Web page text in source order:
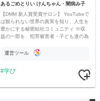
あるごめとりい けんちゃん・闇病み子
【DMM 新人賞受賞サロン】 YouTubeで
は観られない世界の真実を知り、人生を
豊かにする秘密結社コミュニティ ※収
益の一部を、犯罪被害者・子ども達の為
す運営ツール
学び